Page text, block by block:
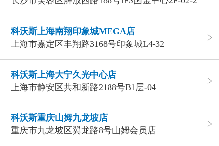
科沃斯上海南翔印象城MEGA店
上海市嘉定区丰翔路3168号印象城L4-32
科沃斯上海大宁久光中心店
上海市静安区共和新路2188号B1层-04
科沃斯重庆山姆九龙坡店
重庆市九龙坡区翼龙路8号山姆会员店